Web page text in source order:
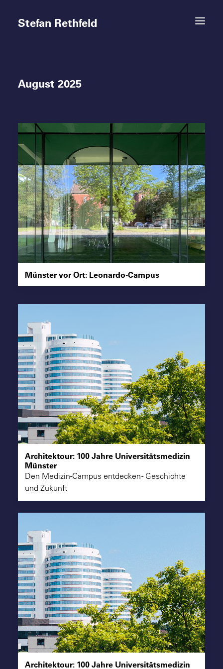
Stefan Rethfeld
Termine
Vita
Kontakt
Suche
August 2025
Münster vor Ort: Leonardo-Campus
Architektour: 100 Jahre Universitätsmedizin
Münster
Den Medizin-Campus entdecken - Geschichte
und Zukunft
Architektour: 100 Jahre Universitätsmedizin